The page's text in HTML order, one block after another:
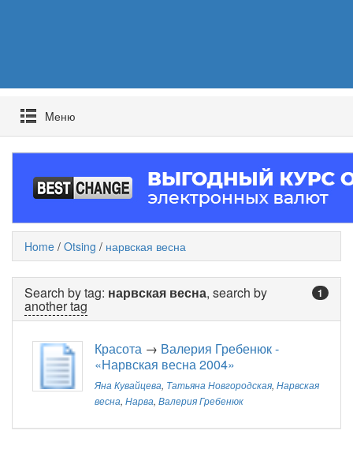
Mеню
Home / Otsing / нарвская весна
1
Search by tag: нарвская весна, search by
another tag
Красота → Валерия Гребенюк -
«Нарвская весна 2004»
Яна Кувайцева, Татьяна Новгородская, Нарвская
весна, Нарва, Валерия Гребенюк